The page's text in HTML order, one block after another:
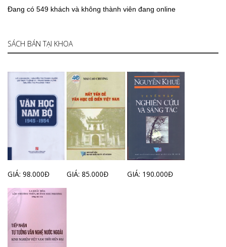
Đang có 549 khách và không thành viên đang online
SÁCH BÁN TẠI KHOA
GIÁ: 98.000Đ GIÁ: 85.000Đ GIÁ: 190.000Đ